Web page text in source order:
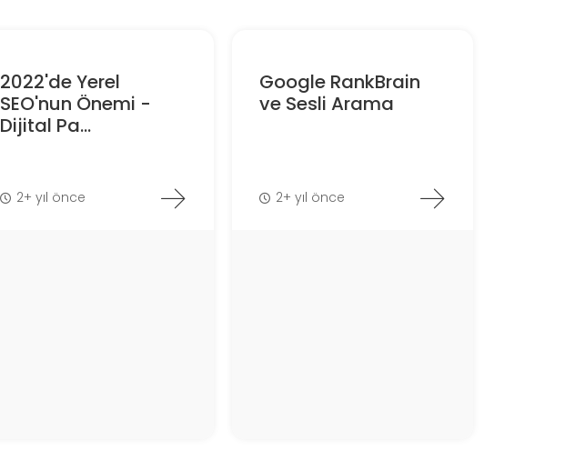
2022'de Yerel
SEO'nun Önemi -
Dijital Pa...
2+ yıl önce
Google RankBrain
ve Sesli Arama
2+ yıl önce